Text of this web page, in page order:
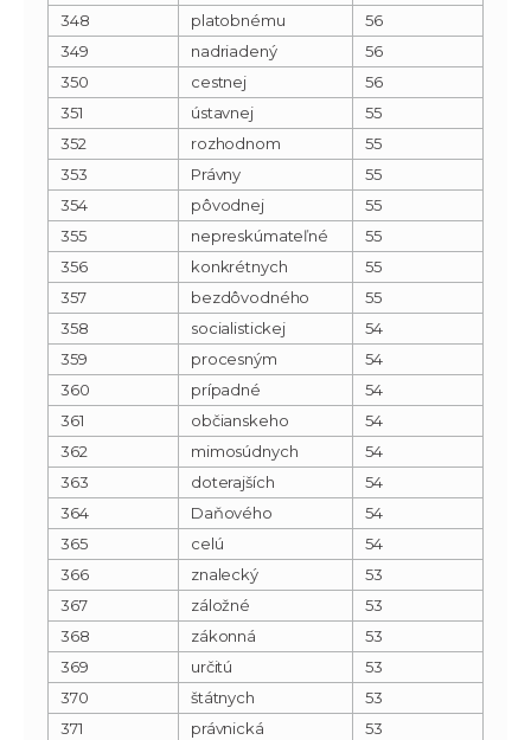
348
platobnému
56
349
nadriadený
56
350
cestnej
56
351
ústavnej
55
352
rozhodnom
55
353
Právny
55
354
pôvodnej
55
355
nepreskúmateľné
55
356
konkrétnych
55
357
bezdôvodného
55
358
socialistickej
54
359
procesným
54
360
prípadné
54
361
občianskeho
54
362
mimosúdnych
54
363
doterajších
54
364
Daňového
54
365
celú
54
366
znalecký
53
367
záložné
53
368
zákonná
53
369
určitú
53
370
štátnych
53
371
právnická
53